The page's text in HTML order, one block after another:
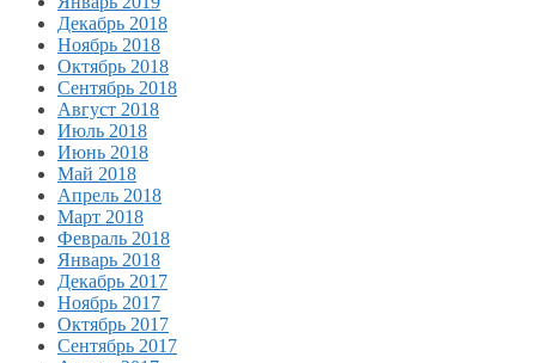
Декабрь 2018
Ноябрь 2018
Октябрь 2018
Сентябрь 2018
Август 2018
Июль 2018
Июнь 2018
Май 2018
Апрель 2018
Март 2018
Февраль 2018
Январь 2018
Декабрь 2017
Ноябрь 2017
Октябрь 2017
Сентябрь 2017